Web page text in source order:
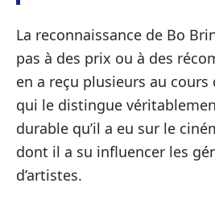
La reconnaissance de Bo
pas à des prix ou à des
en a reçu plusieurs au cours
qui le distingue
durable qu’il a eu sur le
dont il a su influencer les
d’artistes.